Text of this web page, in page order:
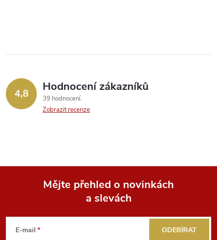
4,8 Hodnocení zákazníků
39 hodnocení
Zobrazit recenze
Mějte přehled o novinkách
a slevách
E-mail ODEBÍRAT